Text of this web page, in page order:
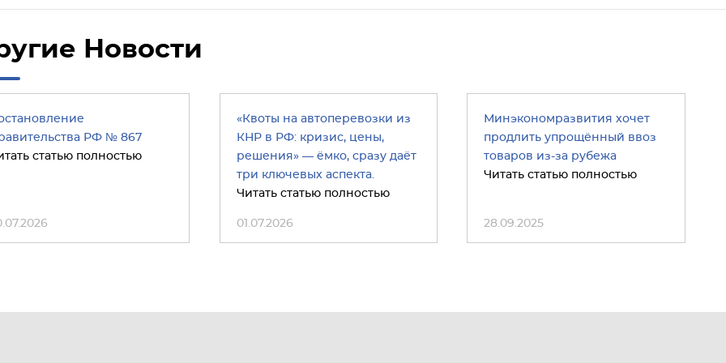
Новости
РФ № 867
статью полностью
«Квоты на автоперевозки из
КНР в РФ: кризис, цены,
решения» — ёмко, сразу даёт
три ключевых аспекта.
Читать статью полностью
01.07.2026
Минэкономразвития хочет
продлить упрощённый ввоз
товаров из-за рубежа
Читать статью полностью
28.09.2025